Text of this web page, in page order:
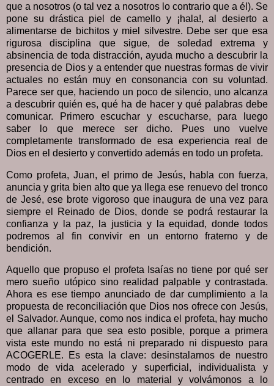
que a nosotros (o tal vez a nosotros lo contrario que a él). Se
pone su drástica piel de camello y ¡hala!, al desierto a
alimentarse de bichitos y miel silvestre. Debe ser que esa
rigurosa disciplina que sigue, de soledad extrema y
absinencia de toda distracción, ayuda mucho a descubrir la
presencia de Dios y a entender que nuestras formas de vivir
actuales no están muy en consonancia con su voluntad.
Parece ser que, haciendo un poco de silencio, uno alcanza
a descubrir quién es, qué ha de hacer y qué palabras debe
comunicar. Primero escuchar y escucharse, para luego
saber lo que merece ser dicho. Pues uno vuelve
completamente transformado de esa experiencia real de
Dios en el desierto y convertido además en todo un profeta.
Como profeta, Juan, el primo de Jesús, habla con fuerza,
anuncia y grita bien alto que ya llega ese renuevo del tronco
de Jesé, ese brote vigoroso que inaugura de una vez para
siempre el Reinado de Dios, donde se podrá restaurar la
confianza y la paz, la justicia y la equidad, donde todos
podremos al fin convivir en un entorno fraterno y de
bendición.
Aquello que propuso el profeta Isaías no tiene por qué ser
mero sueño utópico sino realidad palpable y contrastada.
Ahora es ese tiempo anunciado de dar cumplimiento a la
propuesta de reconciliación que Dios nos ofrece con Jesús,
el Salvador. Aunque, como nos indica el profeta, hay mucho
que allanar para que sea esto posible, porque a primera
vista este mundo no está ni preparado ni dispuesto para
ACOGERLE. Es esta la clave: desinstalarnos de nuestro
modo de vida acelerado y superficial, individualista y
centrado en exceso en lo material y volvámonos a lo